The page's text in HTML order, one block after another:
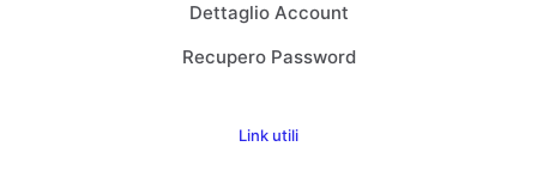
Dettaglio Account
Recupero Password
Link utili